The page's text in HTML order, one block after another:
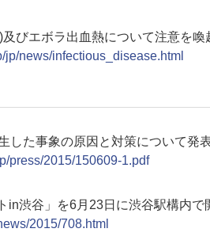
びエボラ出血熱について注意を喚
jp/news/infectious_disease.html
した事象の原因と対策について発
press/2015/150609-1.pdf
in渋谷」を6月23日に渋谷駅構内で
2015/708.html